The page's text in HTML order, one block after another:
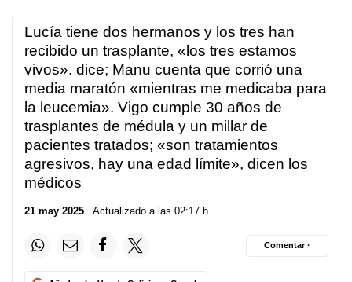
Lucía tiene dos hermanos y los tres han
recibido un trasplante, «los tres estamos
vivos». dice; Manu cuenta que corrió una
media maratón «mientras me medicaba para
la leucemia». Vigo cumple 30 años de
trasplantes de médula y un millar de
pacientes tratados; «son tratamientos
agresivos, hay una edad límite», dicen los
médicos
21 may 2025 . Actualizado a las 02:17 h.
Comentar ·